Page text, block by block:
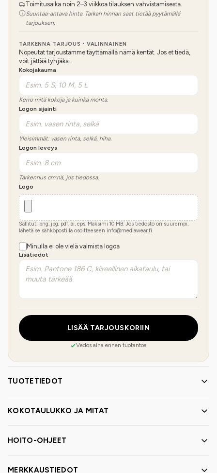
Toimitusaika noin 2–3 viikkoa tilauksen vahvistamisesta.
Suuntaa-antava hinta. Tarkan hinnan saat tietää pyytämällä
tarjouksen.
TARKENNA TARJOUS · VALINNAINEN
Nopeutat tarjoustamme täyttämällä nämä kentät. Jos et tiedä,
voit jättää tyhjäksi.
Kokojakauma
Kerro mitä kokoja ja kuinka monta.
Logon sijainti
Yleisimmät: vasen rinta, selkä, hiha.
Logon leveys
Tarkennus cm:nä, jos tiedossa.
Logo
Sallitut: png, jpg, pdf, ai, eps. Maksimi 10 MB. Jos tiedosto on suurempi,
lähetä se sähköpostilla osoitteeseen info@mediawear.fi
Minulla ei ole vielä valmista logoa
Lisätiedot
LISÄÄ TARJOUSKORIIN
Vedos aina ennen tuotantoa
TUOTETIEDOT
KOKOTAULUKKO JA MITAT
HOITO-OHJEET
MERKKAUSTIEDOT